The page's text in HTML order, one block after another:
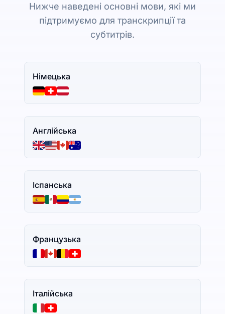
Нижче наведені основні мови, які ми
підтримуємо для транскрипції та
субтитрів.
Німецька
Англійська
Іспанська
Французька
Італійська